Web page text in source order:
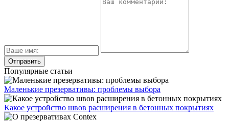
Популярные статьи
Маленькие презервативы: проблемы выбора
Какое устройство швов расширения в бетонных покрытиях